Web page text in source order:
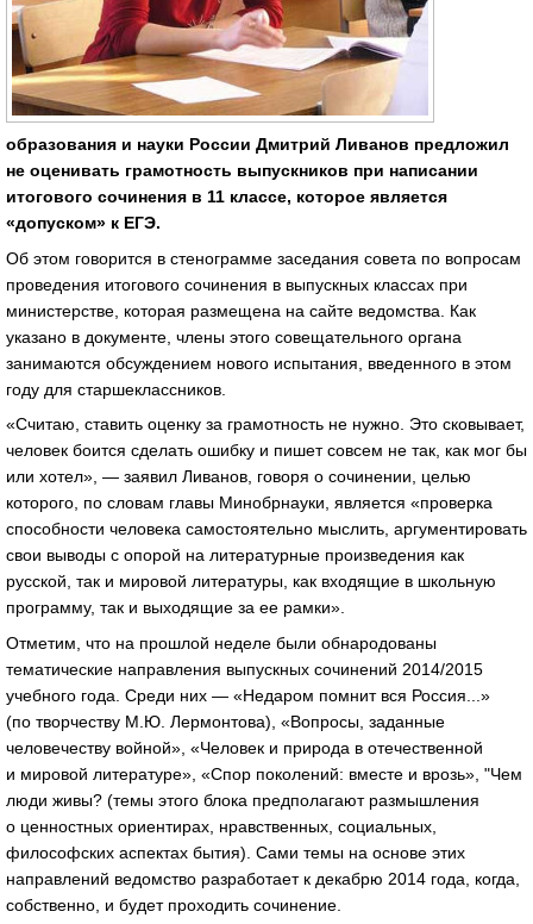
образования и науки России Дмитрий Ливанов предложил
не оценивать грамотность выпускников при написании
итогового сочинения в 11 классе, которое является
«допуском» к ЕГЭ.
Об этом говорится в стенограмме заседания совета по вопросам
проведения итогового сочинения в выпускных классах при
министерстве, которая размещена на сайте ведомства. Как
указано в документе, члены этого совещательного органа
занимаются обсуждением нового испытания, введенного в этом
году для старшеклассников.
«Считаю, ставить оценку за грамотность не нужно. Это сковывает,
человек боится сделать ошибку и пишет совсем не так, как мог бы
или хотел», — заявил Ливанов, говоря о сочинении, целью
которого, по словам главы Минобрнауки, является «проверка
способности человека самостоятельно мыслить, аргументировать
свои выводы с опорой на литературные произведения как
русской, так и мировой литературы, как входящие в школьную
программу, так и выходящие за ее рамки».
Отметим, что на прошлой неделе были обнародованы
тематические направления выпускных сочинений 2014/2015
учебного года. Среди них — «Недаром помнит вся Россия...»
(по творчеству М.Ю. Лермонтова), «Вопросы, заданные
человечеству войной», «Человек и природа в отечественной
и мировой литературе», «Спор поколений: вместе и врозь», "Чем
люди живы? (темы этого блока предполагают размышления
о ценностных ориентирах, нравственных, социальных,
философских аспектах бытия). Сами темы на основе этих
направлений ведомство разработает к декабрю 2014 года, когда,
собственно, и будет проходить сочинение.